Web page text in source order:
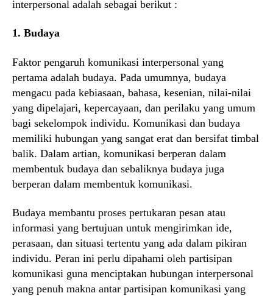
interpersonal adalah sebagai berikut :
1. Budaya
Faktor pengaruh komunikasi interpersonal yang
pertama adalah budaya. Pada umumnya, budaya
mengacu pada kebiasaan, bahasa, kesenian, nilai-nilai
yang dipelajari, kepercayaan, dan perilaku yang umum
bagi sekelompok individu. Komunikasi dan budaya
memiliki hubungan yang sangat erat dan bersifat timbal
balik. Dalam artian, komunikasi berperan dalam
membentuk budaya dan sebaliknya budaya juga
berperan dalam membentuk komunikasi.
Budaya membantu proses pertukaran pesan atau
informasi yang bertujuan untuk mengirimkan ide,
perasaan, dan situasi tertentu yang ada dalam pikiran
individu. Peran ini perlu dipahami oleh partisipan
komunikasi guna menciptakan hubungan interpersonal
yang penuh makna antar partisipan komunikasi yang